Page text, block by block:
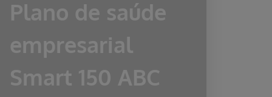
Plano de saúde
empresarial
Smart 150 ABC